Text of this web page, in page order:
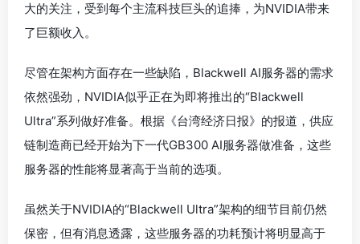
大的关注，受到每个主流科技巨头的追捧，为NVIDIA带来
了巨额收入。
尽管在架构方面存在一些缺陷，Blackwell AI服务器的需求
依然强劲，NVIDIA似乎正在为即将推出的“Blackwell
Ultra”系列做好准备。根据《台湾经济日报》的报道，供应
链制造商已经开始为下一代GB300 AI服务器做准备，这些
服务器的性能将显著高于当前的选项。
虽然关于NVIDIA的“Blackwell Ultra”架构的细节目前仍然
保密，但有消息透露，这些服务器的功耗预计将明显高于